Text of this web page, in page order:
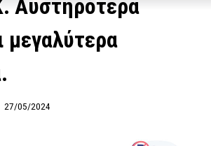
Αυστηρότερα
μεγαλύτερα
27/05/2024